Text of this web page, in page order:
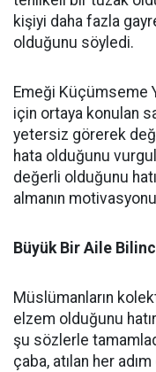
kişiyi daha fazla
olduğunu söyledi.
Emeği Küçümseme
için ortaya konulan
yetersiz görerek
hata olduğunu
değerli olduğunu
almanın
Büyük Bir Aile
Müslümanların
elzem olduğunu
şu sözlerle
çaba, atılan her